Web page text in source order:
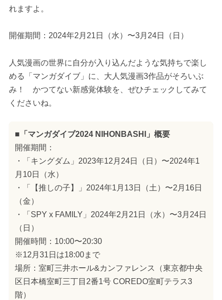
れますよ。
開催期間：2024年2月21日（水）〜3月24日（日）
人気漫画の世界に自分が入り込んだような気持ちで楽し
める「マンガダイブ」に、大人気漫画3作品がそろいぶ
み！ かつてない新感覚体験を、ぜひチェックしてみて
くださいね。
■「マンガダイブ2024 NIHONBASHI」概要
開催期間：
・「キングダム」2023年12月24日（日）〜2024年1
月10日（水）
・「【推しの子】」2024年1月13日（土）〜2月16日
（金）
・「SPY x FAMILY」2024年2月21日（水）〜3月24日
（日）
開催時間：10:00〜20:30
※12月31日は18:00まで
場所：室町三井ホール&カンファレンス（東京都中央
区日本橋室町三丁目2番1号 COREDO室町テラス3
階）